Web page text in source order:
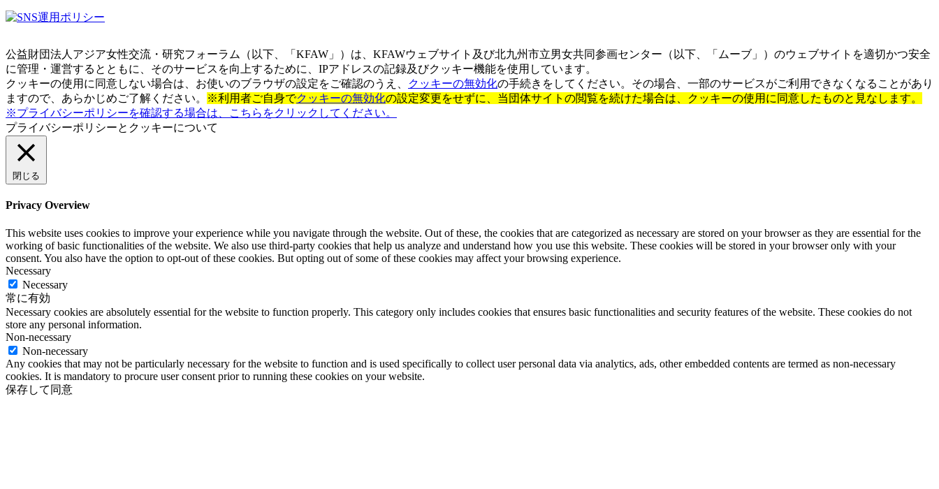
公益財団法人アジア女性交流・研究フォーラム（以下、「KFAW」）は、KFAWウェブサイト及び北九州市立男女共同参画センター（以下、「ムーブ」）のウェブサイトを適切かつ安全
に管理・運営するとともに、そのサービスを向上するために、IPアドレスの記録及びクッキー機能を使用しています。
クッキーの使用に同意しない場合は、お使いのブラウザの設定をご確認のうえ、
クッキーの無効化の手続きをしてください。その場合、一部のサービスがご利用できなくなることがあり
ますので、あらかじめご了解ください。
※利用者ご自身でクッキーの無効化の設定変更をせずに、当団体サイトの閲覧を続けた場合は、クッキーの使用に同意したものと見なします。
※プライバシーポリシーを確認する場合は、こちらをクリックしてください。
プライバシーポリシーとクッキーについて
閉じる
Privacy Overview
This website uses cookies to improve your experience while you navigate through the website. Out of these, the cookies that are categorized as necessary are stored on your browser as they are essential for the
working of basic functionalities of the website. We also use third-party cookies that help us analyze and understand how you use this website. These cookies will be stored in your browser only with your
consent. You also have the option to opt-out of these cookies. But opting out of some of these cookies may affect your browsing experience.
Necessary
Necessary
常に有効
Necessary cookies are absolutely essential for the website to function properly. This category only includes cookies that ensures basic functionalities and security features of the website. These cookies do not
store any personal information.
Non-necessary
Non-necessary
Any cookies that may not be particularly necessary for the website to function and is used specifically to collect user personal data via analytics, ads, other embedded contents are termed as non-necessary
cookies. It is mandatory to procure user consent prior to running these cookies on your website.
保存して同意